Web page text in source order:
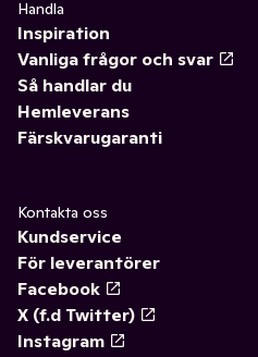
Handla
Inspiration
Vanliga frågor och svar
Så handlar du
Hemleverans
Färskvarugaranti
Kontakta oss
Kundservice
För leverantörer
Facebook
X (f.d Twitter)
Instagram